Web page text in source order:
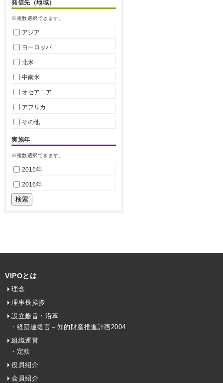
発信先（地域）
※複数選択できます。
アジア
ヨーロッパ
北米
中南米
オセアニア
アフリカ
その他
実施年
※複数選択できます。
2015年
2016年
VIPOとは
理念
理事長挨拶
設立趣旨・沿革
・経団連提言－知的財産推進計画2004
組織運営
・定款
役員紹介
会員紹介